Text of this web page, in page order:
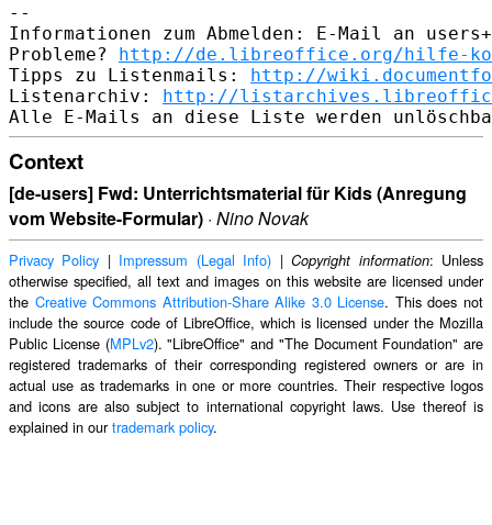
--
Informationen zum Abmelden: E-Mail an
Probleme? http://de.libreoffice.org/hilfe-
Tipps zu Listenmails: http://
Listenarchiv: http://
Context
[de-users] Fwd: Unterrichtsmaterial für Kids (Anregung
vom Website-Formular) · Nino Novak
Privacy Policy | Impressum (Legal Info) |Copyright information: Unless
otherwise specified, all text and images on this website are licensed under
the Creative Commons Attribution-Share Alike 3.0 License. This does not
include the source code of LibreOffice, which is licensed under the Mozilla
Public License (MPLv2). "LibreOffice" and "The Document Foundation" are
registered trademarks of their corresponding registered owners or are in
actual use as trademarks in one or more countries. Their respective logos
and icons are also subject to international copyright laws. Use thereof is
explained in ourtrademark policy.